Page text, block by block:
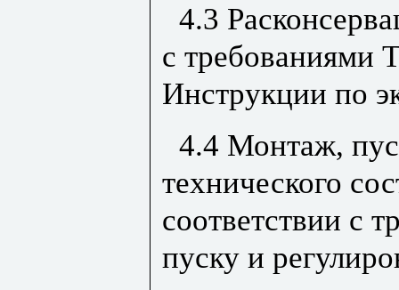
4.3
с требованиями
Инструкции по
4.4 Монтаж,
технического
соответствии с
пуску и